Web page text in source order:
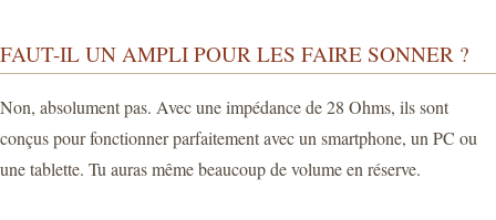
FAUT-IL UN AMPLI POUR LES FAIRE SONNER ?
Non, absolument pas. Avec une impédance de 28 Ohms, ils sont
conçus pour fonctionner parfaitement avec un smartphone, un PC ou
une tablette. Tu auras même beaucoup de volume en réserve.